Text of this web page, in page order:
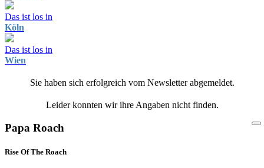
Das ist los in
Köln
Das ist los in
Wien
Sie haben sich erfolgreich vom Newsletter abgemeldet.
Leider konnten wir ihre Angaben nicht finden.
Papa Roach
Rise Of The Roach